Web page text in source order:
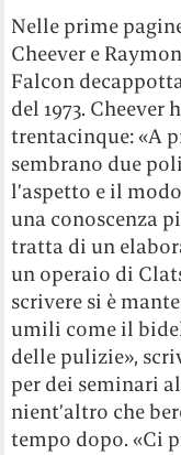
Nelle prime
Cheever e
Falcon
del 1973. Cheever
trentacinque: «A
sembrano due
l’aspetto e il
una conoscenza
tratta di un
un operaio di
scrivere si è
umili come il
delle pulizie»,
per dei seminari
nient’altro che
tempo dopo. «Ci